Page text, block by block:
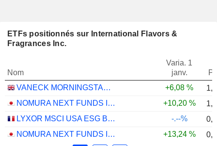
ETFs positionnés sur International Flavors &
Fragrances Inc.
Nom
Varia. 1
janv.
VANECK MORNINGSTAR US ESG WIDE MOAT UCITS ETF - USD
+6,08 %
NOMURA NEXT FUNDS INTERNATIONAL EQUITY MSCI-KOKUSAI (YEN-HEDGED) ETF - JPY
+10,20 %
LYXOR MSCI USA ESG BROAD CTB (DR) UCITS ETF - DIST - EUR
-.--%
NOMURA NEXT FUNDS INTERNATIONAL EQUITY MSCI-KOKUSAI (UNHEDGED) ETF - JPY
+13,24 %